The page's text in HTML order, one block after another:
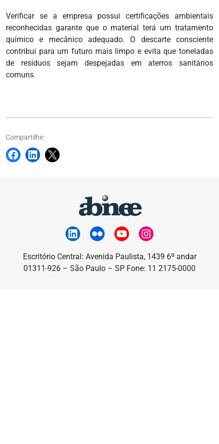
Verificar se a empresa possui certificações ambientais
reconhecidas garante que o material terá um tratamento
químico e mecânico adequado. O descarte consciente
contribui para um futuro mais limpo e evita que toneladas
de resíduos sejam despejadas em aterros sanitários
comuns.
Compartilhe:
Escritório Central: Avenida Paulista, 1439 6º andar
01311-926 – São Paulo – SP Fone: 11 2175-0000